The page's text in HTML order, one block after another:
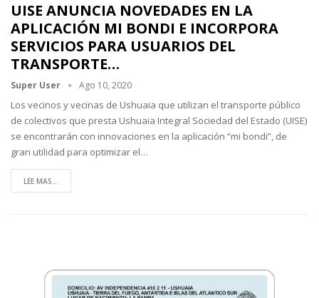
UISE ANUNCIA NOVEDADES EN LA
APLICACIÓN MI BONDI E INCORPORA
SERVICIOS PARA USUARIOS DEL
TRANSPORTE…
Super User Ago 10, 2020
Los vecinos y vecinas de Ushuaia que utilizan el transporte público
de colectivos que presta Ushuaia Integral Sociedad del Estado (UISE)
se encontrarán con innovaciones en la aplicación “mi bondi”, de
gran utilidad para optimizar el…
LEE MAS...